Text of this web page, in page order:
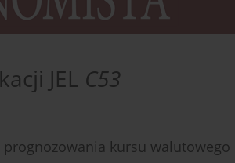
JEL C53
kursu walutowego